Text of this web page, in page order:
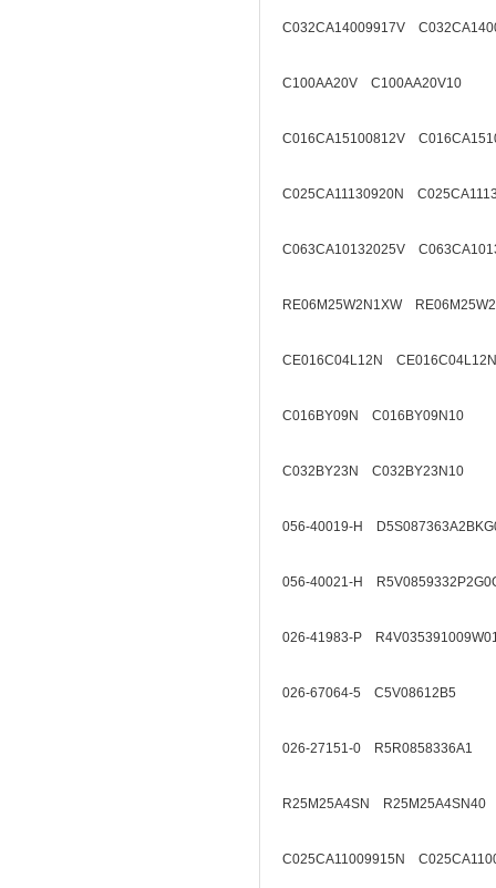
C032CA14009917V
C100AA20V C100AA20V10
C016CA15100812V
C025CA11130920N
C063CA10132025V
RE06M25W2N1XW
CE016C04L12N
C016BY09N C016BY09N10
C032BY23N C032BY23N10
056-40019-H
056-40021-H
026-41983-P
026-67064-5 C5V08612B5
026-27151-0 R5R0858336A1
R25M25A4SN R25M25A4SN40
C025CA11009915N